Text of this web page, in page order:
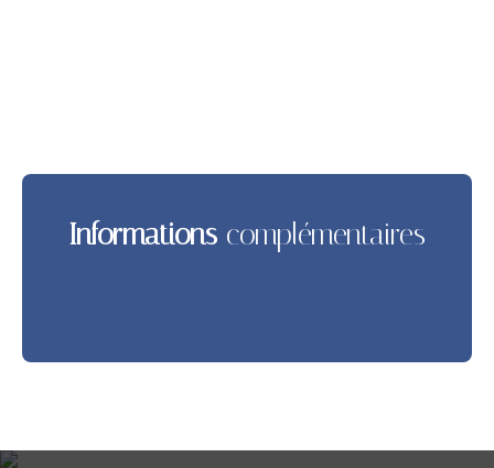
Informations complémentaires